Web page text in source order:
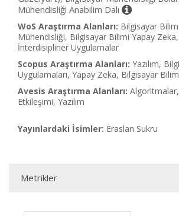
Mühendisliği Anabilim Dalı
WoS Araştırma Alanları: Bilgisayar Bilimi
Mühendisliği, Bilgisayar Bilimi Yapay
İnterdisipliner Uygulamalar
Scopus Araştırma Alanları: Yazılım,
Uygulamaları, Yapay Zeka, Bilgisayar
Avesis Araştırma Alanları:
Etkileşimi, Yazılım
Yayınlardaki İsimler: Eraslan Sukru
Metrikler